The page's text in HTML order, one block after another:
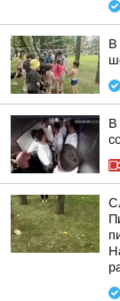
В
В